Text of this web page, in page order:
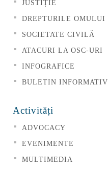
JUSTIȚIE
DREPTURILE OMULUI
SOCIETATE CIVILĂ
ATACURI LA OSC-URI
INFOGRAFICE
BULETIN INFORMATIV
Activități
ADVOCACY
EVENIMENTE
MULTIMEDIA